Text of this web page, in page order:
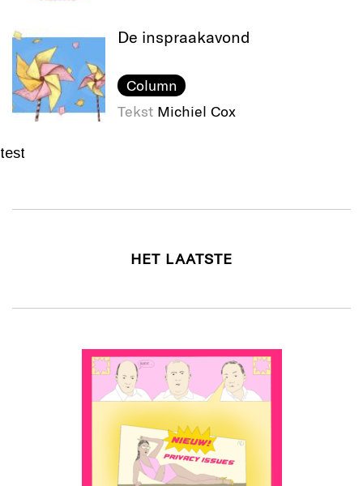
De inspraakavond
Column
Tekst Michiel Cox
test
HET LAATSTE